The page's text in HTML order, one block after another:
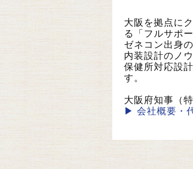
大阪を拠点に
る「フルサポ
ゼネコン出身
内装設計のノ
保健所対応設
す。
大阪府知事（
▶ 会社概要・